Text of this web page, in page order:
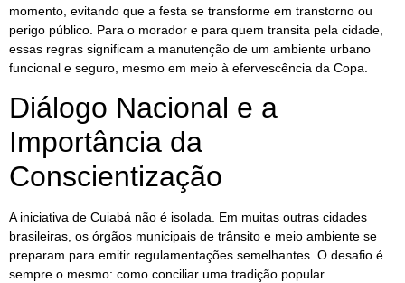
momento, evitando que a festa se transforme em transtorno ou
perigo público. Para o morador e para quem transita pela cidade,
essas regras significam a manutenção de um ambiente urbano
funcional e seguro, mesmo em meio à efervescência da Copa.
Diálogo Nacional e a
Importância da
Conscientização
A iniciativa de Cuiabá não é isolada. Em muitas outras cidades
brasileiras, os órgãos municipais de trânsito e meio ambiente se
preparam para emitir regulamentações semelhantes. O desafio é
sempre o mesmo: como conciliar uma tradição popular